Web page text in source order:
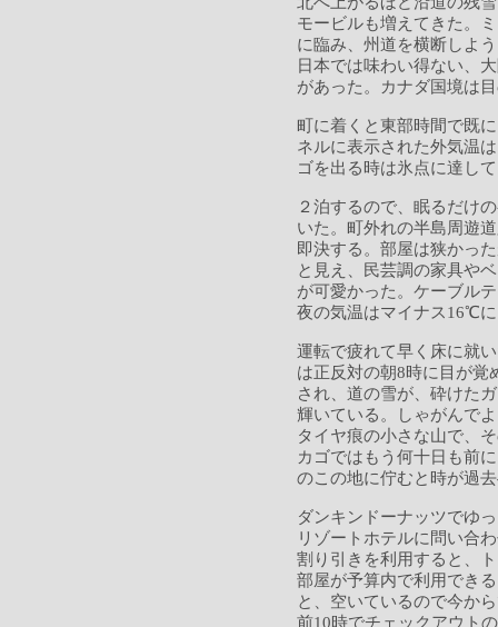
モービルも増えてきた。
に臨み、州道を横断しよ
日本では味わい得ない、
があった。カナダ国境は
町に着くと東部時間で既
ネルに表示された外気温
ゴを出る時は氷点に達し
２泊するので、眠るだけ
いた。町外れの半島周遊
即決する。部屋は狭かっ
と見え、民芸調の家具や
が可愛かった。ケーブル
夜の気温はマイナス16℃
運転で疲れて早く床に就
は正反対の朝8時に目が覚
され、道の雪が、砕けた
輝いている。しゃがんで
タイヤ痕の小さな山で、
カゴではもう何十日も前
のこの地に佇むと時が過
ダンキンドーナッツでゆ
リゾートホテルに問い合
割り引きを利用すると、
部屋が予算内で利用でき
と、空いているので今か
前10時でチェックアウト